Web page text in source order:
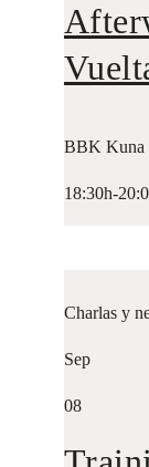
BBK Kuna
18:30h-
Charlas y
Sep
08